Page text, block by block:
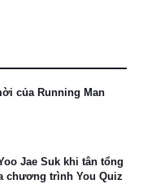
của Running Man
Jae Suk khi tân tổng
chương trình You Quiz